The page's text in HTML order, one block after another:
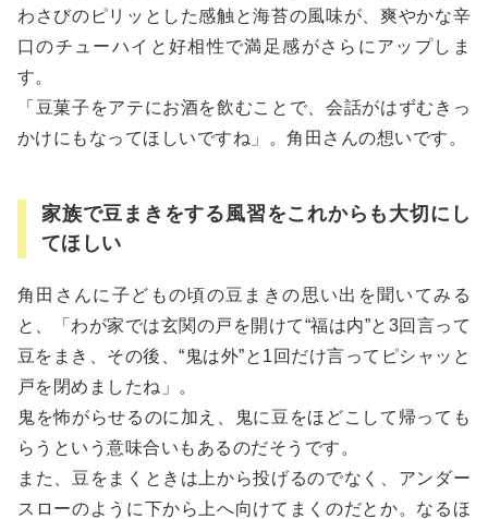
わさびのピリッとした感触と海苔の風味が、爽やかな辛
口のチューハイと好相性で満足感がさらにアップしま
す。
「豆菓子をアテにお酒を飲むことで、会話がはずむきっ
かけにもなってほしいですね」。角田さんの想いです。
家族で豆まきをする風習をこれからも大切にし
てほしい
角田さんに子どもの頃の豆まきの思い出を聞いてみる
と、「わが家では玄関の戸を開けて“福は内”と3回言って
豆をまき、その後、“鬼は外”と1回だけ言ってピシャッと
戸を閉めましたね」。
鬼を怖がらせるのに加え、鬼に豆をほどこして帰っても
らうという意味合いもあるのだそうです。
また、豆をまくときは上から投げるのでなく、アンダー
スローのように下から上へ向けてまくのだとか。なるほ